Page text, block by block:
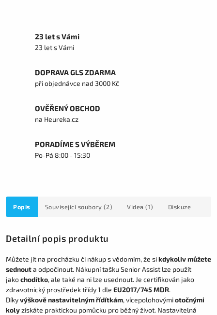
23 let s Vámi
23 let s Vámi
DOPRAVA GLS ZDARMA
při objednávce nad 3000 Kč
OVĚŘENÝ OBCHOD
na Heureka.cz
PORADÍME S VÝBĚREM
Po-Pá 8:00 - 15:30
Popis Související soubory (2) Videa (1) Diskuze
Detailní popis produktu
Můžete jít na procházku či nákup s vědomím, že sikdykoliv můžete
sednouta odpočinout. Nákupní tašku Senior Assist lze použít
jakochodítko, ale také na ni lze usednout. Je certifikován jako
zdravotnický prostředek třídy 1 dle EU2017/745 MDR.
Díkyvýškově nastavitelným řídítkám, vícepolohovýmiotočnými
kolyzískáte praktickou pomůcku pro běžný život. Nastavitelná